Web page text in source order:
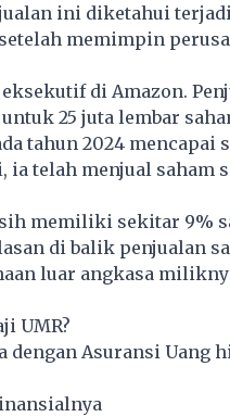
ini diketahui
memimpin
di Amazon.
25 juta lembar
tahun 2024 mencapai
ia telah menjual saham
memiliki sekitar 9%
di balik penjualan
luar angkasa
UMR?
dengan Asuransi Uang